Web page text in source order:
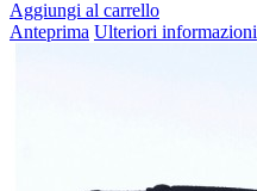
Aggiungi al carrello
Anteprima Ulteriori informazioni